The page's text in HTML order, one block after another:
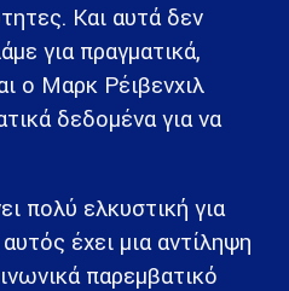
Και αυτά δεν
για πραγματικά,
ο Μαρκ Ρέιβενχιλ
δεδομένα για να
πολύ ελκυστική για
έχει μια αντίληψη
παρεμβατικό